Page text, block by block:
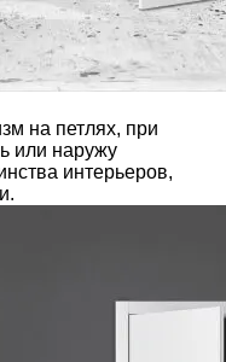
на петлях, при
или наружу
интерьеров,